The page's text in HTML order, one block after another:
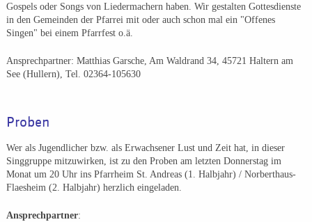
Gospels oder Songs von Liedermachern haben. Wir gestalten Gottesdienste
in den Gemeinden der Pfarrei mit oder auch schon mal ein "Offenes
Singen" bei einem Pfarrfest o.ä.
Ansprechpartner: Matthias Garsche, Am Waldrand 34, 45721 Haltern am
See (Hullern), Tel. 02364-105630
Proben
Wer als Jugendlicher bzw. als Erwachsener Lust und Zeit hat, in dieser
Singgruppe mitzuwirken, ist zu den Proben am letzten Donnerstag im
Monat um 20 Uhr ins Pfarrheim St. Andreas (1. Halbjahr) / Norberthaus-
Flaesheim (2. Halbjahr) herzlich eingeladen.
Ansprechpartner: